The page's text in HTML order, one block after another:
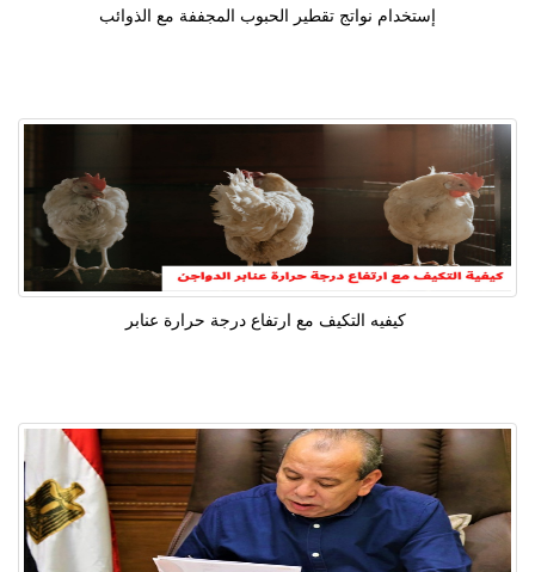
إستخدام نواتج تقطير الحبوب المجففة مع الذوائب
كيفيه التكيف مع ارتفاع درجة حرارة عنابر